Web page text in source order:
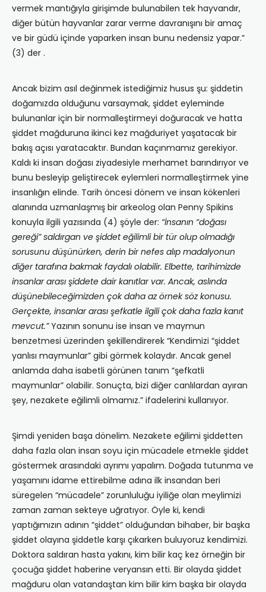
vermek mantığıyla girişimde bulunabilen tek hayvandır,
diğer bütün hayvanlar zarar verme davranışını bir amaç
ve bir güdü içinde yaparken insan bunu nedensiz yapar.”
(3) der .
Ancak bizim asıl değinmek istediğimiz husus şu: şiddetin
doğamızda olduğunu varsaymak, şiddet eyleminde
bulunanlar için bir normalleştirmeyi doğuracak ve hatta
şiddet mağduruna ikinci kez mağduriyet yaşatacak bir
bakış açısı yaratacaktır. Bundan kaçınmamız gerekiyor.
Kaldı ki insan doğası ziyadesiyle merhamet barındırıyor ve
bunu besleyip geliştirecek eylemleri normalleştirmek yine
insanlığın elinde. Tarih öncesi dönem ve insan kökenleri
alanında uzmanlaşmış bir arkeolog olan Penny Spikins
konuyla ilgili yazısında (4) şöyle der: “İnsanın “doğası
gereği” saldırgan ve şiddet eğilimli bir tür olup olmadığı
sorusunu düşünürken, derin bir nefes alıp madalyonun
diğer tarafına bakmak faydalı olabilir. Elbette, tarihimizde
insanlar arası şiddete dair kanıtlar var. Ancak, aslında
düşünebileceğimizden çok daha az örnek söz konusu.
Gerçekte, insanlar arası şefkatle ilgili çok daha fazla kanıt
mevcut.”Yazının sonunu ise insan ve maymun
benzetmesi üzerinden şekillendirerek “Kendimizi “şiddet
yanlısı maymunlar” gibi görmek kolaydır. Ancak genel
anlamda daha isabetli görünen tanım “şefkatli
maymunlar” olabilir. Sonuçta, bizi diğer canlılardan ayıran
şey, nezakete eğilimli olmamız.” ifadelerini kullanıyor.
Şimdi yeniden başa dönelim. Nezakete eğilimi şiddetten
daha fazla olan insan soyu için mücadele etmekle şiddet
göstermek arasındaki ayrımı yapalım. Doğada tutunma ve
yaşamını idame ettirebilme adına ilk insandan beri
süregelen “mücadele” zorunluluğu iyiliğe olan meylimizi
zaman zaman sekteye uğratıyor. Öyle ki, kendi
yaptığımızın adının “şiddet” olduğundan bihaber, bir başka
şiddet olayına şiddetle karşı çıkarken buluyoruz kendimizi.
Doktora saldıran hasta yakını, kim bilir kaç kez örneğin bir
çocuğa şiddet haberine veryansın etti. Bir olayda şiddet
mağduru olan vatandaştan kim bilir kim başka bir olayda